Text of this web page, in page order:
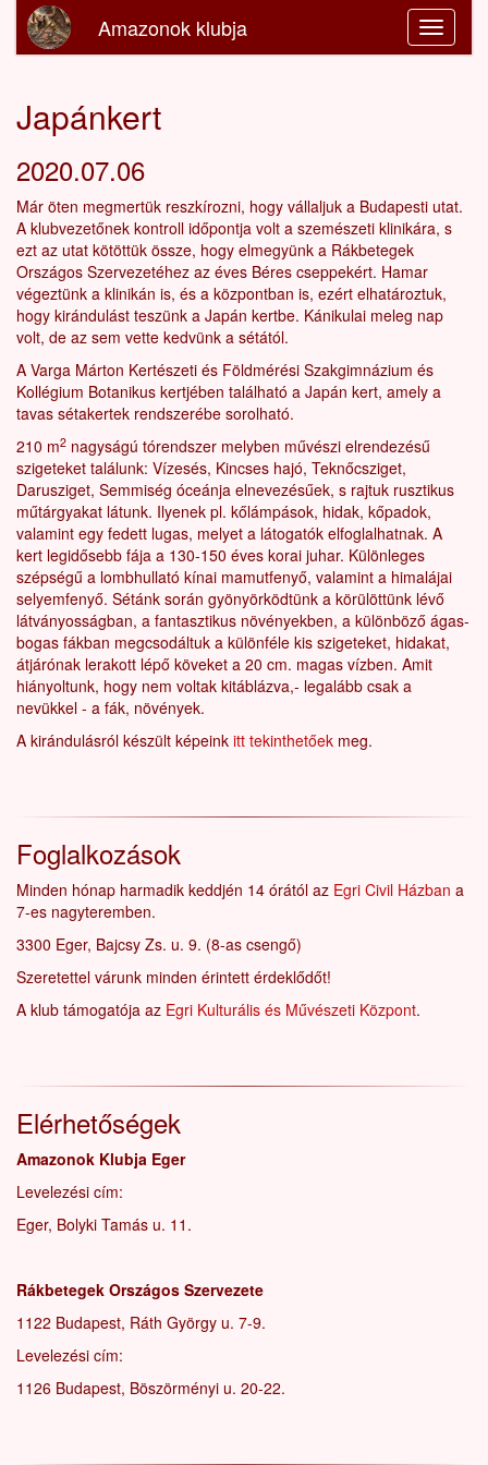
Amazonok klubja
Japánkert
2020.07.06
Már öten megmertük reszkírozni, hogy vállaljuk a Budapesti utat.
A klubvezetőnek kontroll időpontja volt a szemészeti klinikára, s
ezt az utat kötöttük össze, hogy elmegyünk a Rákbetegek
Országos Szervezetéhez az éves Béres cseppekért. Hamar
végeztünk a klinikán is, és a központban is, ezért elhatároztuk,
hogy kirándulást teszünk a Japán kertbe. Kánikulai meleg nap
volt, de az sem vette kedvünk a sétától.
A Varga Márton Kertészeti és Földmérési Szakgimnázium és
Kollégium Botanikus kertjében található a Japán kert, amely a
tavas sétakertek rendszerébe sorolható.
210 m2 nagyságú tórendszer melyben művészi elrendezésű
szigeteket találunk: Vízesés, Kincses hajó, Teknőcsziget,
Darusziget, Semmiség óceánja elnevezésűek, s rajtuk rusztikus
műtárgyakat látunk. Ilyenek pl. kőlámpások, hidak, kőpadok,
valamint egy fedett lugas, melyet a látogatók elfoglalhatnak. A
kert legidősebb fája a 130-150 éves korai juhar. Különleges
szépségű a lombhullató kínai mamutfenyő, valamint a himalájai
selyemfenyő. Sétánk során gyönyörködtünk a körülöttünk lévő
látványosságban, a fantasztikus növényekben, a különböző ágas-
bogas fákban megcsodáltuk a különféle kis szigeteket, hidakat,
átjárónak lerakott lépő köveket a 20 cm. magas vízben. Amit
hiányoltunk, hogy nem voltak kitáblázva,- legalább csak a
nevükkel - a fák, növények.
A kirándulásról készült képeink itt tekinthetőek meg.
Foglalkozások
Minden hónap harmadik keddjén 14 órától az Egri Civil Házban a
7-es nagyteremben.
3300 Eger, Bajcsy Zs. u. 9. (8-as csengő)
Szeretettel várunk minden érintett érdeklődőt!
A klub támogatója az Egri Kulturális és Művészeti Központ.
Elérhetőségek
Amazonok Klubja Eger
Levelezési cím:
Eger, Bolyki Tamás u. 11.
Rákbetegek Országos Szervezete
1122 Budapest, Ráth György u. 7-9.
Levelezési cím:
1126 Budapest, Böszörményi u. 20-22.